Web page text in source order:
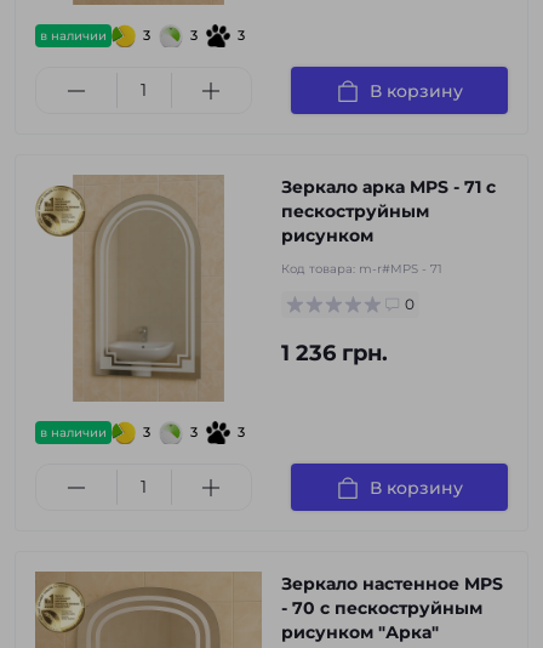
в наличии 3 3 3
В корзину
в наличии 3 3 3
Зеркало арка MPS - 71 с
пескоструйным
рисунком
Код товара: m-r#MPS - 71
0
1 236 грн.
В корзину
Зеркало настенное MPS
- 70 с пескоструйным
рисунком "Арка"